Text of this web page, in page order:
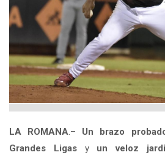
LA ROMANA.– Un brazo
Grandes Ligasy un veloz